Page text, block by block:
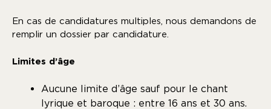
En cas de candidatures multiples, nous demandons de
remplir un dossier par candidature.
Limites d’âge
Aucune limite d’âge sauf pour le chant
lyrique et baroque : entre 16 ans et 30 ans.